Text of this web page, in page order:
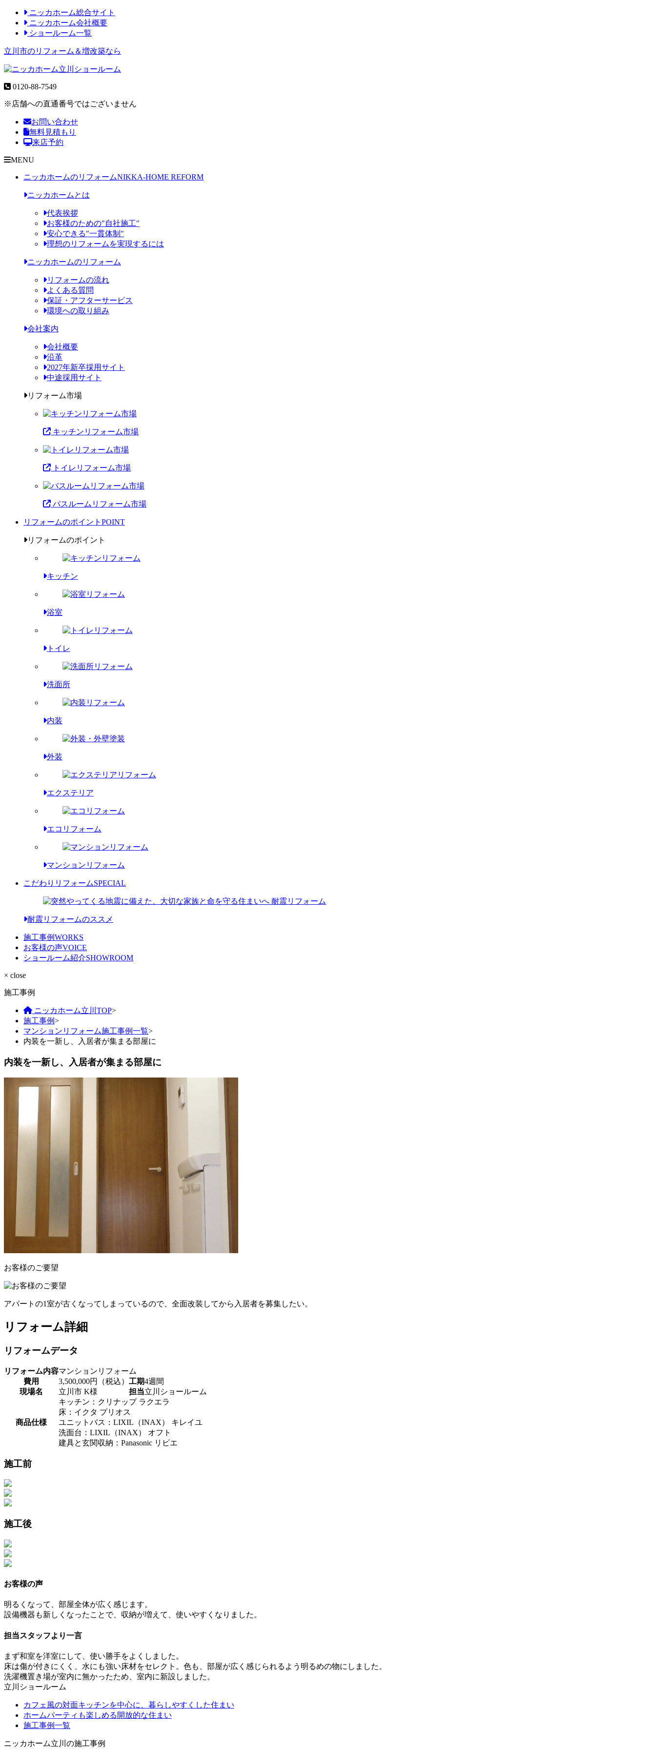
ニッカホーム総合サイト
ニッカホーム会社概要
ショールーム一覧
立川市のリフォーム＆増改築なら
0120-88-7549
※店舗への直通番号ではございません
お問い合わせ
無料見積もり
来店予約
MENU
ニッカホームのリフォームNIKKA-HOME REFORM
ニッカホームとは
代表挨拶
お客様のための"自社施工"
安心できる"一貫体制"
理想のリフォームを実現するには
ニッカホームのリフォーム
リフォームの流れ
よくある質問
保証・アフターサービス
環境への取り組み
会社案内
会社概要
沿革
2027年新卒採用サイト
中途採用サイト
リフォーム市場
キッチンリフォーム市場
トイレリフォーム市場
バスルームリフォーム市場
リフォームのポイント POINT
リフォームのポイント
キッチン
浴室
トイレ
洗面所
内装
外装
エクステリア
エコリフォーム
マンションリフォーム
こだわりリフォームSPECIAL
耐震リフォームのススメ
施工事例WORKS
お客様の声VOICE
ショールーム紹介SHOWROOM
× close
施工事例
ニッカホーム立川TOP>
施工事例>
マンションリフォーム施工事例一覧>
内装を一新し、入居者が集まる部屋に
内装を一新し、入居者が集まる部屋に
お客様のご要望
アパートの1室が古くなってしまっているので、全面改装してから入居者を募集したい。
リフォーム詳細
リフォームデータ
リフォーム内容マンションリフォーム
費用
3,500,000円（税込） 工期4週間
現場名
立川市 K様 担当立川ショールーム
商品仕様
キッチン：クリナップ ラクエラ
床：イクタ プリオス
ユニットバス：LIXIL（INAX） キレイユ
洗面台：LIXIL（INAX） オフト
建具と玄関収納：Panasonic リビエ
施工前
施工後
お客様の声
明るくなって、部屋全体が広く感じます。
設備機器も新しくなったことで、収納が増えて、使いやすくなりました。
担当スタッフより一言
まず和室を洋室にして、使い勝手をよくしました。
床は傷が付きにくく、水にも強い床材をセレクト。色も、部屋が広く感じられるよう明るめの物にしました。
洗濯機置き場が室内に無かったため、室内に新設しました。
立川ショールーム
カフェ風の対面キッチンを中心に、暮らしやすくした住まい
ホームパーティも楽しめる開放的な住まい
施工事例一覧
ニッカホーム立川の施工事例